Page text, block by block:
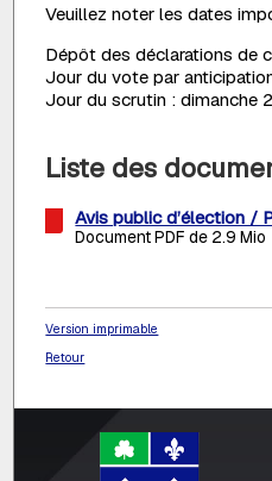
Veuillez noter les dates
Dépôt des déclarations de
Jour du vote par
Jour du scrutin : dimanche
Liste des
Avis public d’élection /
Document PDF de 2.9 Mio
Version imprimable
Retour